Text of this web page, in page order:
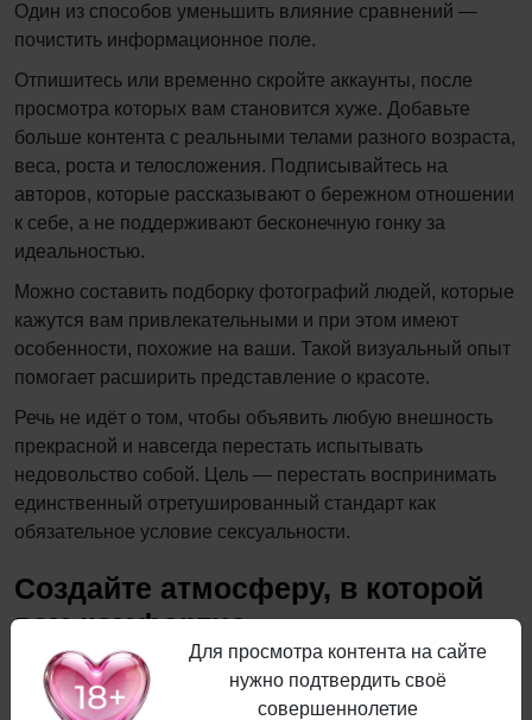
Один из способов уменьшить влияние сравнений —
почистить информационное поле.
Отпишитесь или временно скройте аккаунты, после
просмотра которых вам становится хуже. Добавьте
больше контента с реальными телами разного возраста,
веса, роста и телосложения. Подписывайтесь на
авторов, которые рассказывают о бережном отношении
к себе, а не поддерживают бесконечную гонку за
идеальностью.
Можно составить подборку фотографий людей, которые
кажутся вам привлекательными и при этом имеют
особенности, похожие на ваши. Такой визуальный опыт
помогает расширить представление о красоте.
Речь не идёт о том, чтобы объявить любую внешность
прекрасной и навсегда перестать испытывать
недовольство собой. Цель — перестать воспринимать
единственный отретушированный стандарт как
обязательное условие сексуальности.
Создайте атмосферу, в которой
вам комфортно
Для просмотра контента на сайте
нужно подтвердить своё
совершеннолетие